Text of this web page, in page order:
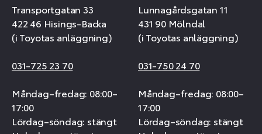
Transportgatan 33
422 46 Hisings-Backa
(i Toyotas anläggning)
031-725 23 70
Måndag–fredag: 08:00–
17:00
Lördag–söndag: stängt
Lunnagårdsgatan 11
431 90 Mölndal
(i Toyotas anläggning)
031-750 24 70
Måndag–fredag: 08:00–
17:00
Lördag–söndag: stängt